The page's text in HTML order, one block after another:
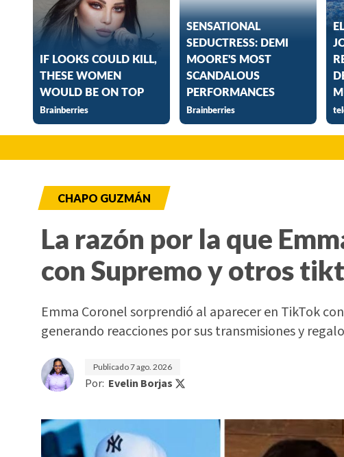
CHAPO GUZMÁN
La razón por la que
con Supremo y otros
Emma Coronel sorprendió al aparecer en TikTok
generando reacciones por sus transmisiones y
Publicado7 ago. 2026
Por: Evelin Borjas